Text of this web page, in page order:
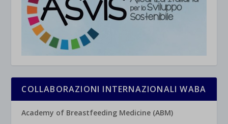
COLLABORAZIONI INTERNAZIONALI WABA
Academy of Breastfeeding Medicine (ABM)